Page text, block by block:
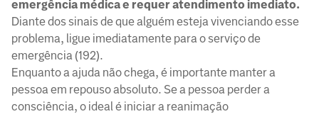
emergência médica e requer atendimento imediato.
Diante dos sinais de que alguém esteja vivenciando esse
problema, ligue imediatamente para o serviço de
emergência (192).
Enquanto a ajuda não chega, é importante manter a
pessoa em repouso absoluto. Se a pessoa perder a
consciência, o ideal é iniciar a reanimação